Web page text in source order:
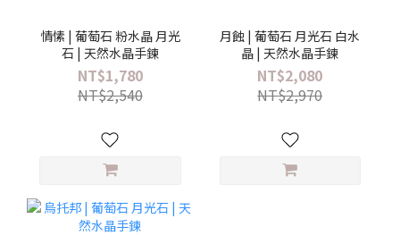
情愫 | 葡萄石 粉水晶 月光
石 | 天然水晶手鍊
NT$1,780
NT$2,540
月蝕 | 葡萄石 月光石 白水
晶 | 天然水晶手鍊
NT$2,080
NT$2,970